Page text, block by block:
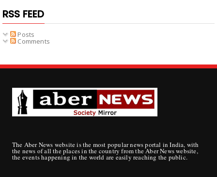
RSS FEED
Posts
Comments
The Aber News website is the most popular news portal in India, with
the news of all the places in the country from the Aber News website,
the events happening in the world are easily reaching the public.